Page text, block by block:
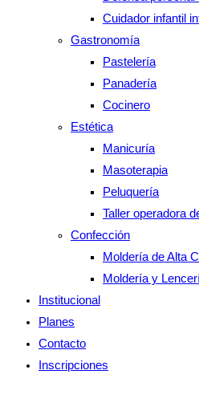
Cuidador infantil
Gastronomía
Pastelería
Panadería
Cocinero
Estética
Manicuría
Masoterapia
Peluquería
Taller operadora
Confección
Moldería de Alta
Moldería y
Institucional
Planes
Contacto
Inscripciones